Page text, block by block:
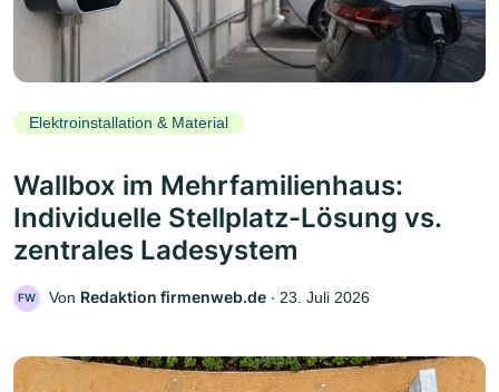
Elektroinstallation & Material
Wallbox im Mehrfamilienhaus:
Individuelle Stellplatz-Lösung vs.
zentrales Ladesystem
FW Von Redaktion firmenweb.de ‧ 23. Juli 2026